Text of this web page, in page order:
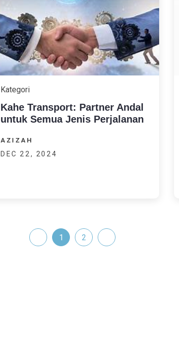
Kategori
Kahe Transport: Partner Andal
untuk Semua Jenis Perjalanan
AZIZAH
DEC 22, 2024
1 2